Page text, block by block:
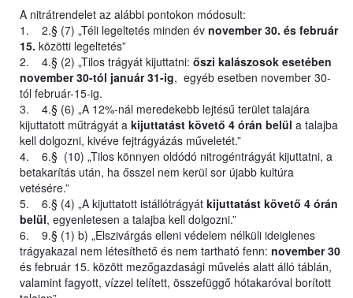
A nitrátrendelet az alábbi pontokon módosult:
1. 2.§ (7) „Téli legeltetés minden év november 30. és február
15. közötti legeltetés”
2. 4.§ (2) „Tilos trágyát kijuttatni: őszi kalászosok esetében
november 30-tól január 31-ig, egyéb esetben november 30-
tól február-15-ig.
3. 4.§ (6) „A 12%-nál meredekebb lejtésű terület talajára
kijuttatott műtrágyát a kijuttatást követő 4 órán belül a talajba
kell dolgozni, kivéve fejtrágyázás műveletét.”
4. 6.§ (10) „Tilos könnyen oldódó nitrogéntrágyát kijuttatni, a
betakarítás után, ha ősszel nem kerül sor újabb kultúra
vetésére.”
5. 6.§ (4) „A kijuttatott istállótrágyát kijuttatást követő 4 órán
belül, egyenletesen a talajba kell dolgozni.”
6. 9.§ (1) b) „Elszivárgás elleni védelem nélküli ideiglenes
trágyakazal nem létesíthető és nem tartható fenn: november 30
és február 15. között mezőgazdasági művelés alatt álló táblán,
valamint fagyott, vízzel telített, összefüggő hótakaróval borított